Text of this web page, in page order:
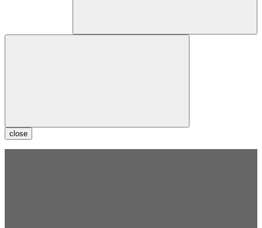
close